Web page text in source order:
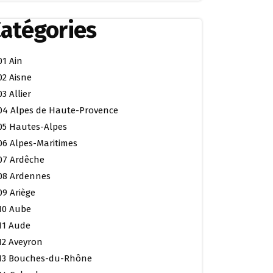
Ain
Aisne
Allier
Alpes de Haute-Provence
Hautes-Alpes
Alpes-Maritimes
Ardêche
Ardennes
Ariège
Aube
Aude
Aveyron
Bouches-du-Rhône